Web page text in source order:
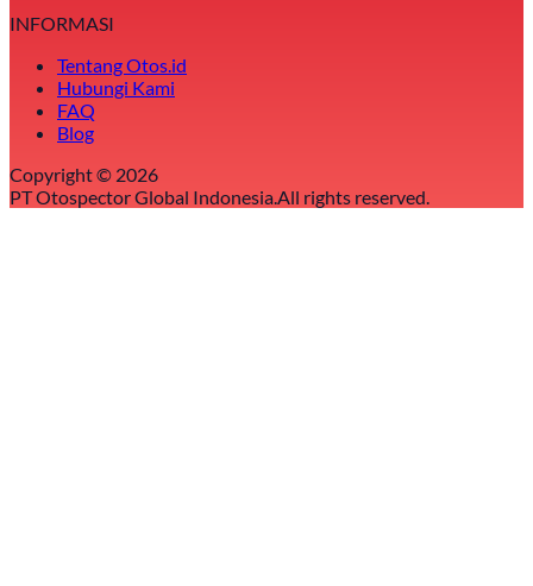
INFORMASI
Tentang Otos.id
Hubungi Kami
FAQ
Blog
Copyright © 2026
PT Otospector Global Indonesia.All rights reserved.